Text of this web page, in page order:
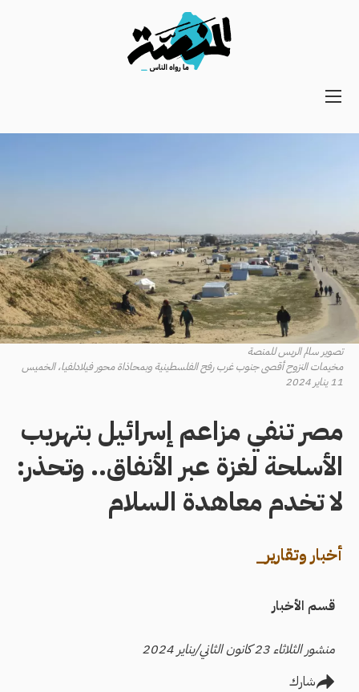
Main
تصوير سالم الريس للمنصة
مخيمات النزوح أقصى جنوب غرب رفح الفلسطينية وبمحاذاة محور فيلادلفيا، الخميس
11 يناير 2024
مصر تنفي مزاعم إسرائيل بتهريب
الأسلحة لغزة عبر الأنفاق.. وتحذر:
لا تخدم معاهدة السلام
أخبار وتقارير_
قسم الأخبار
منشور الثلاثاء 23 كانون الثاني/يناير 2024
شارك